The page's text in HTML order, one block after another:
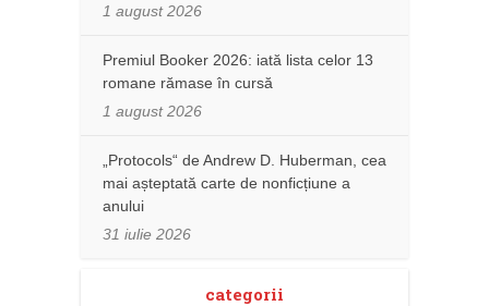
1 august 2026
Premiul Booker 2026: iată lista celor 13
romane rămase în cursă
1 august 2026
„Protocols“ de Andrew D. Huberman, cea
mai așteptată carte de nonficțiune a
anului
31 iulie 2026
categorii